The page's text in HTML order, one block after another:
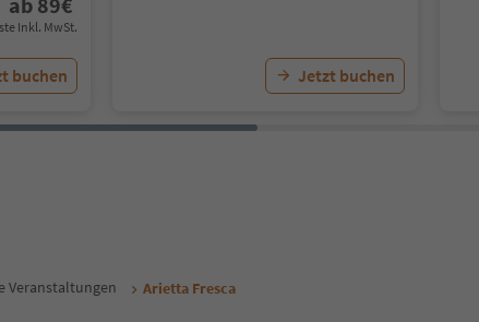
Inkl. MwSt.
buchen Jetzt buchen
Veranstaltungen Arietta Fresca